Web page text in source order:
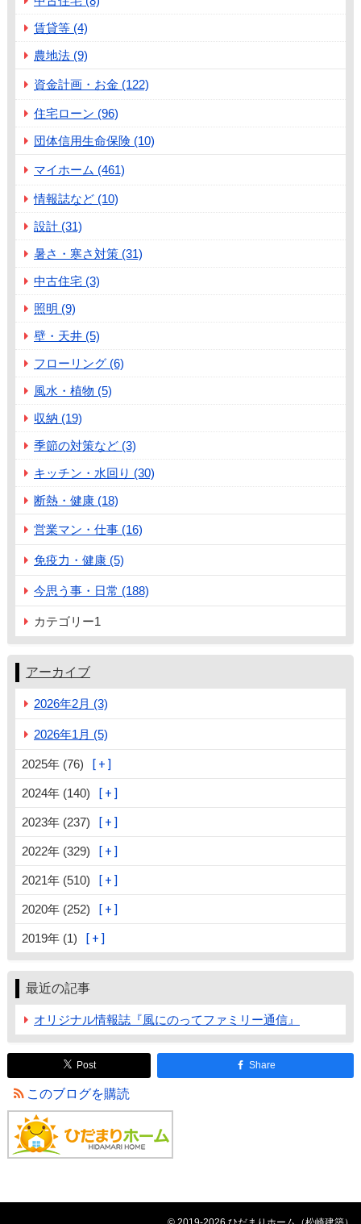
賃貸等 (4)
農地法 (9)
資金計画・お金 (122)
住宅ローン (96)
団体信用生命保険 (10)
マイホーム (461)
情報誌など (10)
設計 (31)
暑さ・寒さ対策 (31)
中古住宅 (3)
照明 (9)
壁・天井 (5)
フローリング (6)
風水・植物 (5)
収納 (19)
季節の対策など (3)
キッチン・水回り (30)
断熱・健康 (18)
営業マン・仕事 (16)
免疫力・健康 (5)
今思う事・日常 (188)
カテゴリー1
アーカイブ
2026年2月 (3)
2026年1月 (5)
2025年 (76)
2024年 (140)
2023年 (237)
2022年 (329)
2021年 (510)
2020年 (252)
2019年 (1)
最近の記事
オリジナル情報誌『風にのってファミリー通信』
Post Share
このブログを購読